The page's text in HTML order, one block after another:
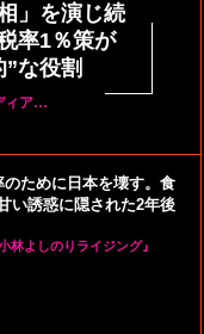
」を演じ続
率1％策が
な役割
ィア…
ために日本を壊す。食
い誘惑に隠された2年後
林よしのりライジング』